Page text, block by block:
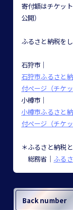
寄付額はチケッ
公開）
ふるさと納税を
石狩市｜
石狩市ふるさと
付ページ（チケッ
小樽市｜
小樽市ふるさと
付ページ（チケッ
＊ふるさと納税
総務省｜ ふる
Back number